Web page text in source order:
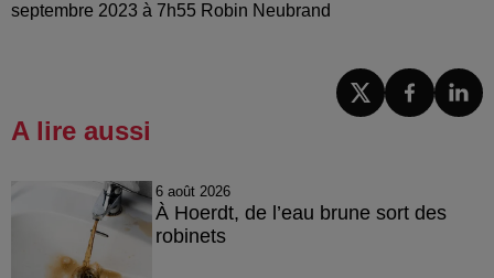
septembre 2023 à 7h55 Robin Neubrand
A lire aussi
6 août 2026
À Hoerdt, de l’eau brune sort des
robinets